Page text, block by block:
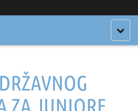
ZA JUNIORE